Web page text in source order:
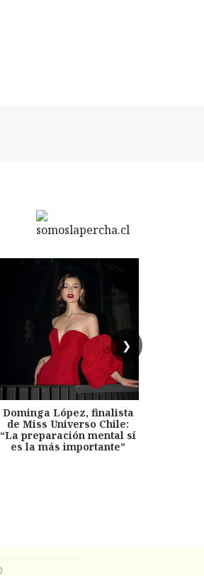
❯
Dominga López, finalista
de Miss Universo Chile:
“La preparación mental sí
es la más importante”